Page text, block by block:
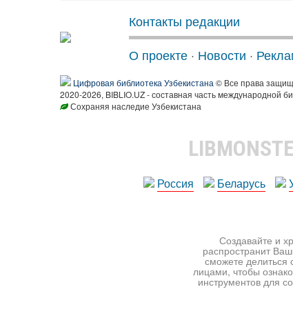
Контакты редакции
О проекте · Новости ·
Цифровая библиотека Узбекистана © Все права
2020-2026, BIBLIO.UZ - составная часть международной
Сохраняя наследие Узбекистана
Россия Беларусь
Создавайте и
распространит
сможете делиться
лицами, чтобы
инструментов для